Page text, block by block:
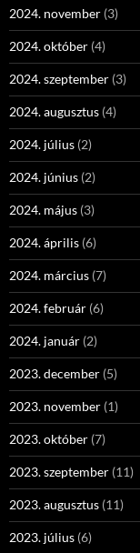
2024. november (3)
2024. október (4)
2024. szeptember (3)
2024. augusztus (4)
2024. július (2)
2024. június (2)
2024. május (3)
2024. április (6)
2024. március (7)
2024. február (6)
2024. január (2)
2023. december (5)
2023. november (1)
2023. október (7)
2023. szeptember (11)
2023. augusztus (11)
2023. július (6)